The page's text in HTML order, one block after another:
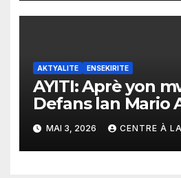
AKTYALITE ENSEKIRITE
AYITI: Aprè yon
Defans lan Mario
ko onore pwomès
santèn militè li te
Plato Santral
MAI 3, 2026 CENTRE À